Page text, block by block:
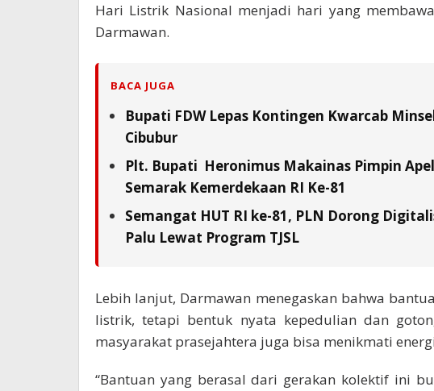
Hari Listrik Nasional menjadi hari yang
Darmawan.
BACA JUGA
Bupati FDW Lepas Kontingen Kwarcab
Cibubur
Plt. Bupati Heronimus Makainas Pimpin
Semarak Kemerdekaan RI Ke-81
Semangat HUT RI ke-81, PLN Dorong
Palu Lewat Program TJSL
Lebih lanjut, Darmawan menegaskan bahwa
listrik, tetapi bentuk nyata kepedulian dan
masyarakat prasejahtera juga bisa menikmati
“Bantuan yang berasal dari gerakan kolektif ini